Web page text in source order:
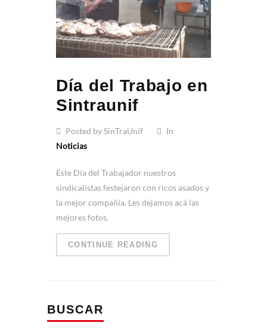
Día del Trabajo en
Sintraunif
Posted by SinTraUnif
In
Noticias
Este Día del Trabajador nuestros
sindicalistas festejaron con ricos asados y
la mejor compañía. Les dejamos acá las
mejores fotos.
CONTINUE READING
BUSCAR